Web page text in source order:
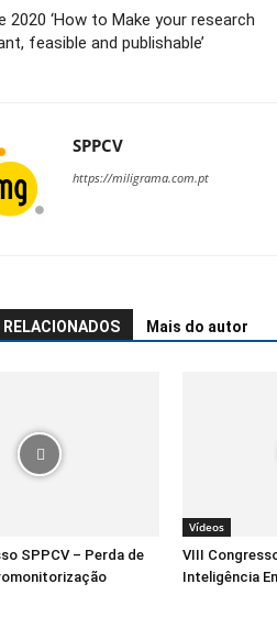
2020 ‘How to Make your research
feasible and publishable’
SPPCV
https://miligrama.com.pt
Mais do autor
SPPCV – Perda de
Vídeos
VIII
Inteligência